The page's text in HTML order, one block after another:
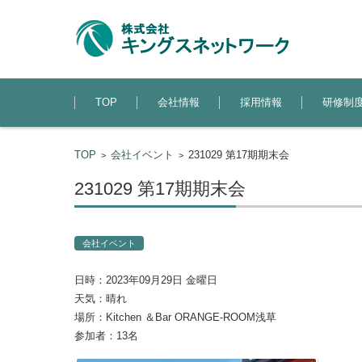
コンテンツに移動
TOP
会社情報 採用情報 研修制
TOP > 会社イベント > 231029 第17期期末会
231029 第17期期末会
会社イベント
日時：2023年09月29日 金曜日
天気：晴れ
場所：Kitchen ＆Bar ORANGE-ROOM浅草
参加者：13名